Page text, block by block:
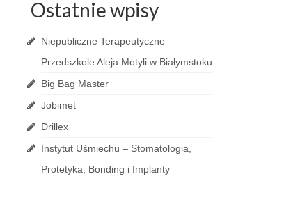
Ostatnie wpisy
Niepubliczne Terapeutyczne
Przedszkole Aleja Motyli w Białymstoku
Big Bag Master
Jobimet
Drillex
Instytut Uśmiechu – Stomatologia,
Protetyka, Bonding i Implanty